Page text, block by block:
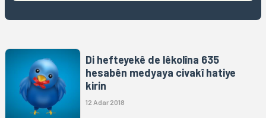
Di hefteyekê de lêkolîna 635
hesabên medyaya civakî hatiye
kirin
12 Adar 2018